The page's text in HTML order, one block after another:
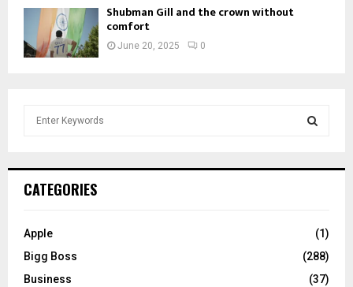
Shubman Gill and the crown without
comfort
June 20, 2025 0
h
o
:
C
CATEGORIES
Apple
(1)
Bigg Boss
(288)
Business
(37)